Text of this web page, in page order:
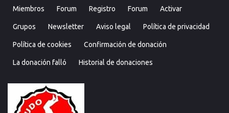
Miembros Forum Registro Forum Activar
Grupos Newsletter Aviso legal Política de privacidad
Política de cookies Confirmación de donación
La donación falló Historial de donaciones